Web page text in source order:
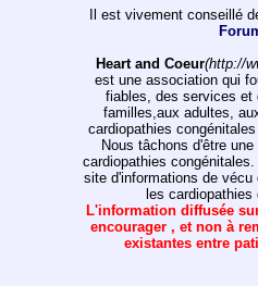
Il est vivement conseillé
Heart and Coeur(http://
est une association qui
fiables, des services et
familles,aux adultes,
cardiopathies
Nous tâchons d'être
cardiopathies
site d'informations de
les
L'information diffusée
encourager , et non à
existantes entre